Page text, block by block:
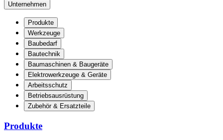
Unternehmen
Produkte
Werkzeuge
Baubedarf
Bautechnik
Baumaschinen & Baugeräte
Elektrowerkzeuge & Geräte
Arbeitsschutz
Betriebsausrüstung
Zubehör & Ersatzteile
Produkte